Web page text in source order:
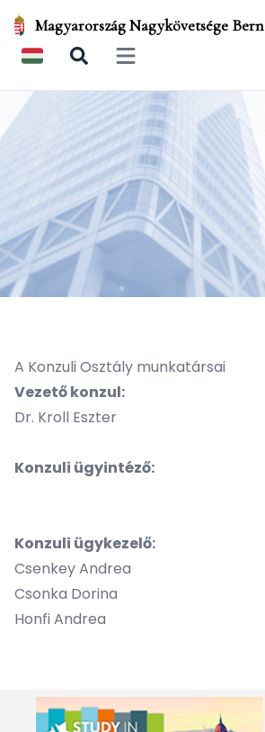
Magyarország Nagykövetsége Bern
Open main menu
A Konzuli Osztály munkatársai
Vezető konzul:
Dr. Kroll Eszter
Konzuli ügyintéző:
Konzuli ügykezelő:
Csenkey Andrea
Csonka Dorina
Honfi Andrea